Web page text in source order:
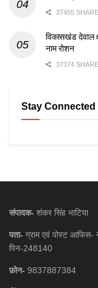
37455
विकासखंड देवाल
नाम रोशन
37374
Stay Connected
संपादक- शंकर सिंह भाटिया
पता- ग्राम एवं पोस्ट आफिस-
पिन-248140
फ़ोन- 9837887384